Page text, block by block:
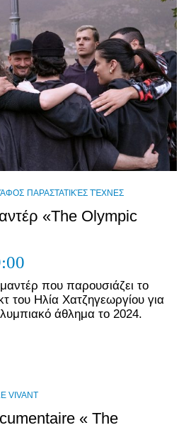
ΠΑΡΑΣΤΑΤΙΚΈΣ ΤΈΧΝΕΣ
«The Olympic
που παρουσιάζει το
του Ηλία Χατζηγεωργίου για
άθλημα το 2024.
VIVANT
« The